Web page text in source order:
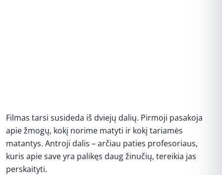
Filmas tarsi susideda iš dviejų dalių. Pirmoji pasakoja
apie žmogų, kokį norime matyti ir kokį tariamės
matantys. Antroji dalis – arčiau paties profesoriaus,
kuris apie save yra palikęs daug žinučių, tereikia jas
perskaityti.